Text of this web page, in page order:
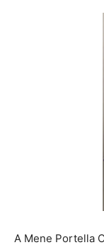
A Mene Portella